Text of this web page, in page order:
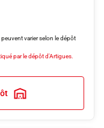
peuvent varier selon le dépôt
par le dépôt d'Artigues.